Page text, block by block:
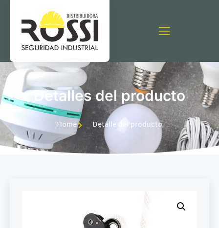
Detalles del producto
Home Detalle del producto